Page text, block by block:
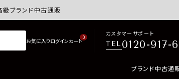
級ブランド中古通販サイトretro.jp商品はすべて正規品保証・
0
カスタマーサポート
TEL0120-917-
ブランド中古通